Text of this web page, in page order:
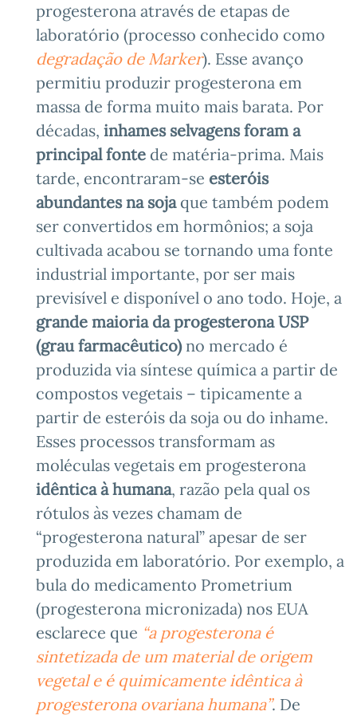
progesterona através de etapas de
laboratório (processo conhecido como
degradação de Marker). Esse avanço
permitiu produzir progesterona em
massa de forma muito mais barata. Por
décadas, inhames selvagens foram a
principal fonte de matéria-prima. Mais
tarde, encontraram-se esteróis
abundantes na sojaque também podem
ser convertidos em hormônios; a soja
cultivada acabou se tornando uma fonte
industrial importante, por ser mais
previsível e disponível o ano todo. Hoje, a
grande maioria da progesterona USP
(grau farmacêutico)no mercado é
produzida via síntese química a partir de
compostos vegetais – tipicamente a
partir de esteróis da soja ou do inhame.
Esses processos transformam as
moléculas vegetais em progesterona
idêntica à humana, razão pela qual os
rótulos às vezes chamam de
“progesterona natural” apesar de ser
produzida em laboratório. Por exemplo, a
bula do medicamento Prometrium
(progesterona micronizada) nos EUA
esclarece que “a progesterona é
sintetizada de um material de origem
vegetal e é quimicamente idêntica à
progesterona ovariana humana”. De